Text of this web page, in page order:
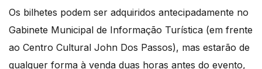
Os bilhetes podem ser adquiridos antecipadamente no
Gabinete Municipal de Informação Turística (em frente
ao Centro Cultural John Dos Passos), mas estarão de
qualquer forma à venda duas horas antes do evento,